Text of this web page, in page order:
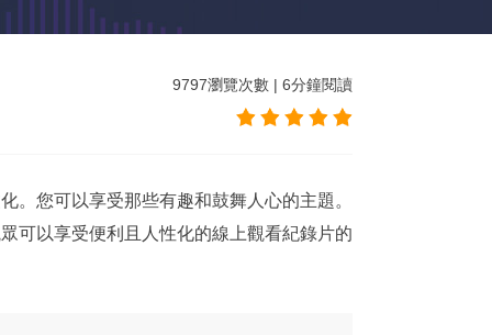
9797瀏覽次數 | 6分鐘閱讀
。您可以享受那些有趣和鼓舞人心的主題。
可以享受便利且人性化的線上觀看紀錄片的